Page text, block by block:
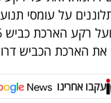
על עומסי
את הארכת הכביש
עקבו אחרינו